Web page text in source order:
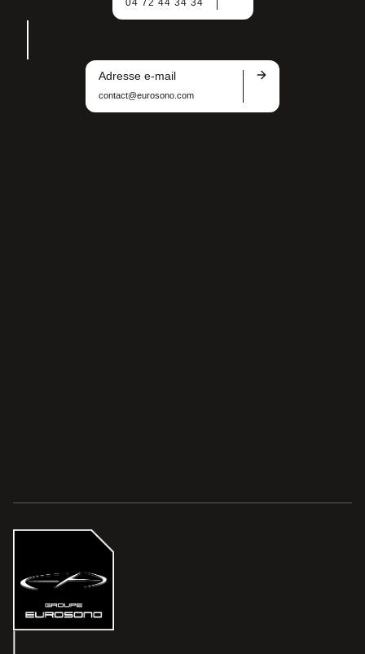
04 72 44 34 34
Adresse e-mail
contact@eurosono.com